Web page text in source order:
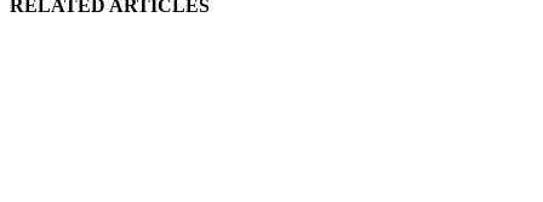
RELATED ARTICLES